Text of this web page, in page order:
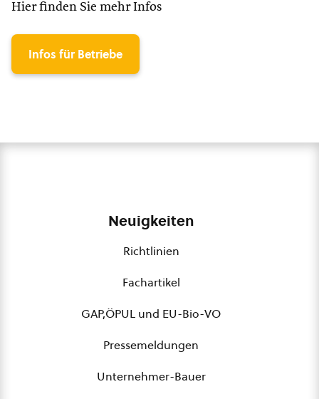
Hier finden Sie mehr Infos
Infos für Betriebe
Neuigkeiten
Richtlinien
Fachartikel
GAP,ÖPUL und EU-Bio-VO
Pressemeldungen
Unternehmer-Bauer